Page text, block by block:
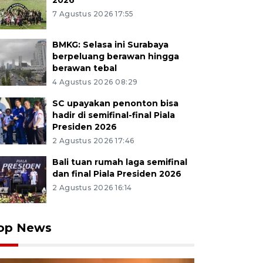
7 Agustus 2026 17:55
BMKG: Selasa ini Surabaya
berpeluang berawan hingga
berawan tebal
4 Agustus 2026 08:29
SC upayakan penonton bisa
hadir di semifinal-final Piala
Presiden 2026
2 Agustus 2026 17:46
Bali tuan rumah laga semifinal
dan final Piala Presiden 2026
2 Agustus 2026 16:14
News